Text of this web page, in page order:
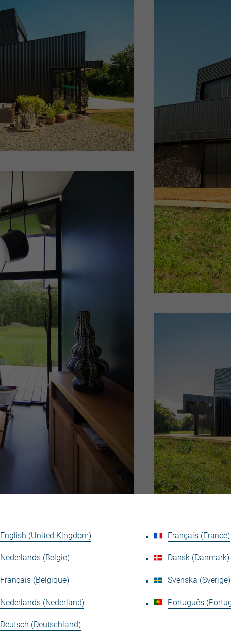
English (United Kingdom)
Nederlands (België)
Français (Belgique)
Nederlands (Nederland)
Deutsch (Deutschland)
Français (France)
Dansk (Danmark)
Svenska (Sverige)
Português
Dieses Haus liegt Inmitten von Feldern, aber
Sonne einzufangen.
Ganz in Schwarz mit unserem Wellenprofil
der Fenster und Durchgänge mit ihren
Außenbereich auf. Die Rahmen vermitteln